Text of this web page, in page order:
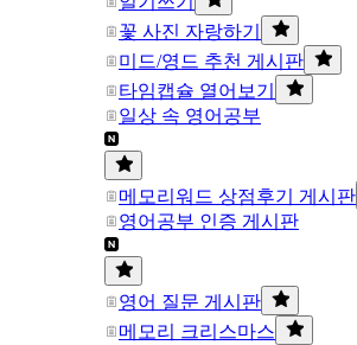
꽃 사진 자랑하기
미드/영드 추천 게시판
타임캡슐 열어보기
일상 속 영어공부
메모리워드 상점후기 게시판
영어공부 인증 게시판
영어 질문 게시판
메모리 크리스마스